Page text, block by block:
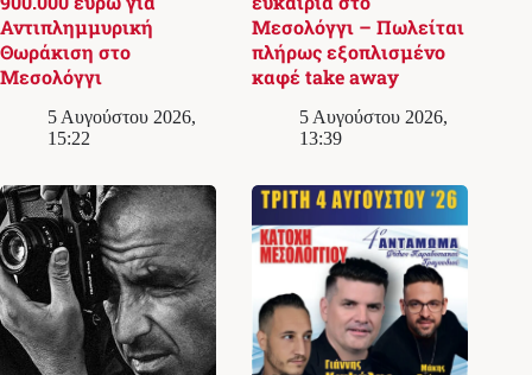
Αντιπλημμυρική
Θωράκιση στο
Μεσολόγγι
5 Αυγούστου 2026,
15:22
Μεσολόγγι – Πωλείται
πλήρως εξοπλισμένο
καφέ take away
5 Αυγούστου 2026,
13:39